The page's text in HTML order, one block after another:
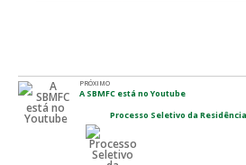
PRÓXIMO
A SBMFC está no Youtube
Processo Seletivo da